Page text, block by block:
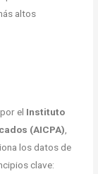
altos
el Instituto
(AICPA)
los datos de
clave: